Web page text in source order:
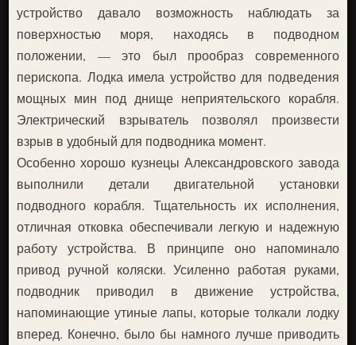
устройство давало возможность наблюдать за
поверхностью моря, находясь в подводном
положении, — это был прообраз современного
перископа. Лодка имела устройство для подведения
мощных мин под днище неприятельского корабля.
Электрический взрыватель позволял произвести
взрыв в удобный для подводника момент.
Особенно хорошо кузнецы Александровского завода
выполнили детали двигательной установки
подводного корабля. Тщательность их исполнения,
отличная отковка обеспечивали легкую и надежную
работу устройства. В принципе оно напоминало
привод ручной коляски. Усиленно работая руками,
подводник приводил в движение устройства,
напоминающие утиные лапы, которые толкали лодку
вперед. Конечно, было бы намного лучше приводить